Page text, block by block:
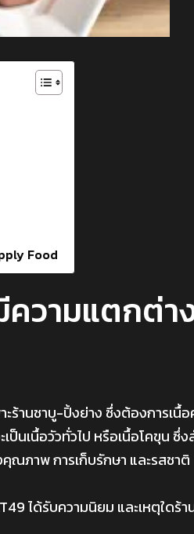
Food
วามแตกต่า
ร้านชาบู-ปิ้งย่าง ซึ่งต้องการเ
ป็นเนื้อวัวทั่วไป หรือเนื้อโคขุน ซึ่
ณภาพ การเก็บรักษา และรสชาติ
ได้รับความนิยม และเหตุใดร้า